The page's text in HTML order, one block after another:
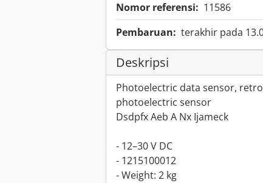
Nomor referensi: 11586
Pembaruan: terakhir pada
Deskripsi
Photoelectric data sensor,
photoelectric sensor
Dsdpfx Aeb A Nx Ijameck
- 12–30 V DC
- 1215100012
- Weight: 2 kg